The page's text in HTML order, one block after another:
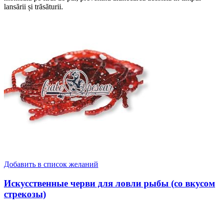
lansării și trăsăturii.
Добавить в список желаний
Искусственные черви для ловли рыбы (со вкусом
стрекозы)